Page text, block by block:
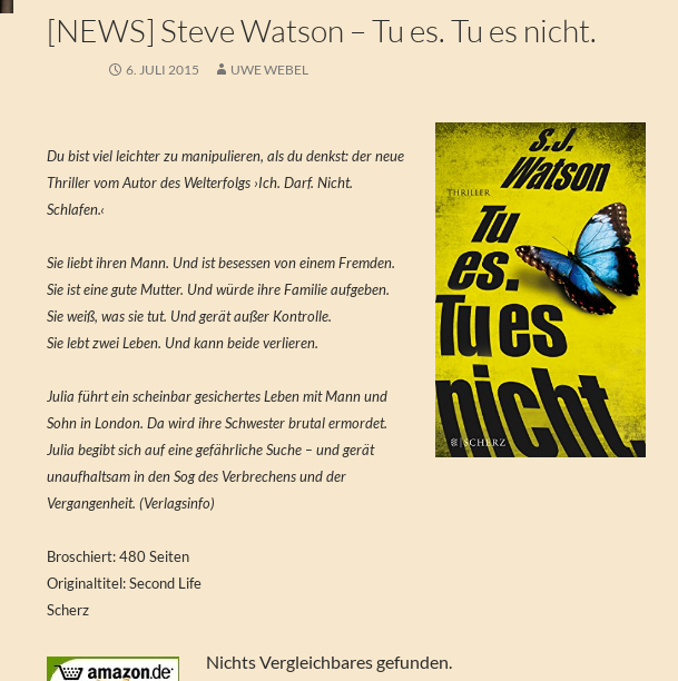
[NEWS] Steve Watson – Tu es. Tu es nicht.
6. JULI 2015 UWE WEBEL
Du bist viel leichter zu manipulieren, als du denkst: der neue
Thriller vom Autor des Welterfolgs ›Ich. Darf. Nicht.
Schlafen.‹
Sie liebt ihren Mann. Und ist besessen von einem Fremden.
Sie ist eine gute Mutter. Und würde ihre Familie aufgeben.
Sie weiß, was sie tut. Und gerät außer Kontrolle.
Sie lebt zwei Leben. Und kann beide verlieren.
Julia führt ein scheinbar gesichertes Leben mit Mann und
Sohn in London. Da wird ihre Schwester brutal ermordet.
Julia begibt sich auf eine gefährliche Suche – und gerät
unaufhaltsam in den Sog des Verbrechens und der
Vergangenheit. (Verlagsinfo)
Broschiert: 480 Seiten
Originaltitel: Second Life
Scherz
Nichts Vergleichbares gefunden.